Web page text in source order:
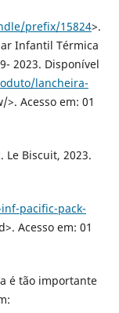
prefix/15824>.
Infantil Térmica
2023. Disponível
lancheira-
Acesso em: 01
Le Biscuit, 2023.
pacific-pack-
Acesso em: 01
é tão importante